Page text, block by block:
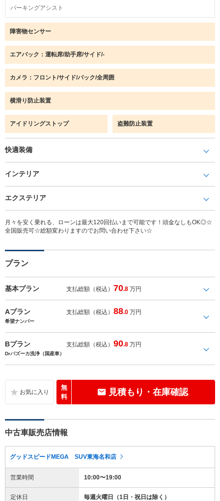
パーキングアシスト
障害物センサー
エアバック：運転席/助手席/サイド/-
カメラ：フロント/サイド/バック/全周囲
横滑り防止装置
アイドリングストップ 盗難防止装置
快適装備
インテリア
エクステリア
月々を安く乗れる、ローンは最大120回払いまで可能です！頭金なしもOK◎☆
全国販売可☆総額変わりますのでお問い合わせ下さい☆
プラン
基本プラン 支払総額（税込） 70.8 万円
Aプラン 支払総額（税込）88.0 万円
希望ナンバー
Bプラン 支払総額（税込）90.8 万円
Drバズーカ洗浄（国産車）
無
料
見積もり・在庫確認
中古車販売店情報
グッドスピードMEGA SUV東海名和店
営業時間 10:00〜19:00
定休日 毎週火曜日（1日・祝日は除く）